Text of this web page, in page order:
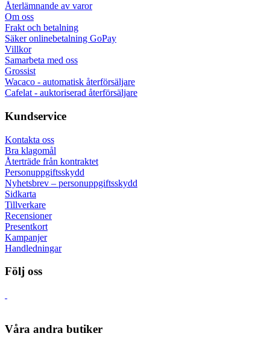
Återlämnande av varor
Om oss
Frakt och betalning
Säker onlinebetalning GoPay
Villkor
Samarbeta med oss
Grossist
Wacaco - automatisk återförsäljare
Cafelat - auktoriserad återförsäljare
Kundservice
Kontakta oss
Bra klagomål
Återträde från kontraktet
Personuppgiftsskydd
Nyhetsbrev – personuppgiftsskydd
Sidkarta
Tillverkare
Recensioner
Presentkort
Kampanjer
Handledningar
Följ oss
Våra andra butiker